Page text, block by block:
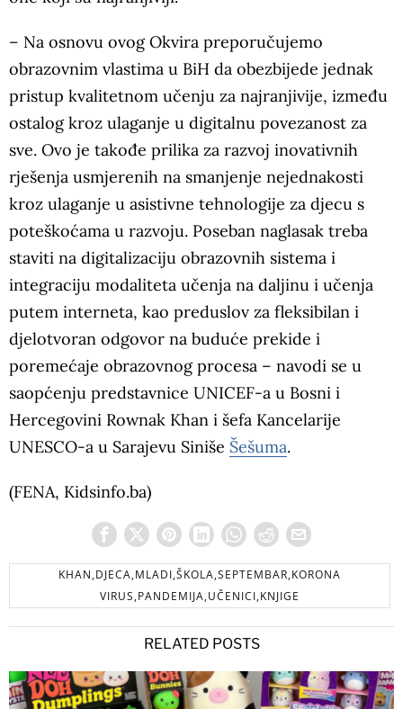
– Na osnovu ovog Okvira preporučujemo
obrazovnim vlastima u BiH da obezbijede jednak
pristup kvalitetnom učenju za najranjivije, između
ostalog kroz ulaganje u digitalnu povezanost za
sve. Ovo je takođe prilika za razvoj inovativnih
rješenja usmjerenih na smanjenje nejednakosti
kroz ulaganje u asistivne tehnologije za djecu s
poteškoćama u razvoju. Poseban naglasak treba
staviti na digitalizaciju obrazovnih sistema i
integraciju modaliteta učenja na daljinu i učenja
putem interneta, kao preduslov za fleksibilan i
djelotvoran odgovor na buduće prekide i
poremećaje obrazovnog procesa – navodi se u
saopćenju predstavnice UNICEF-a u Bosni i
Hercegovini Rownak Khan i šefa Kancelarije
UNESCO-a u Sarajevu Siniše Šešuma.
(FENA, Kidsinfo.ba)
KHAN,DJECA,MLADI,ŠKOLA,SEPTEMBAR,KORONA
VIRUS,PANDEMIJA,UČENICI,KNJIGE
RELATED POSTS